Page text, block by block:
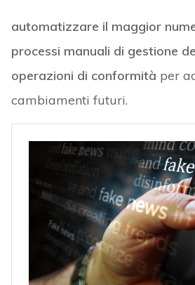
automatizzare il maggior
processi manuali di gestione
operazioni di conformità per
cambiamenti futuri.